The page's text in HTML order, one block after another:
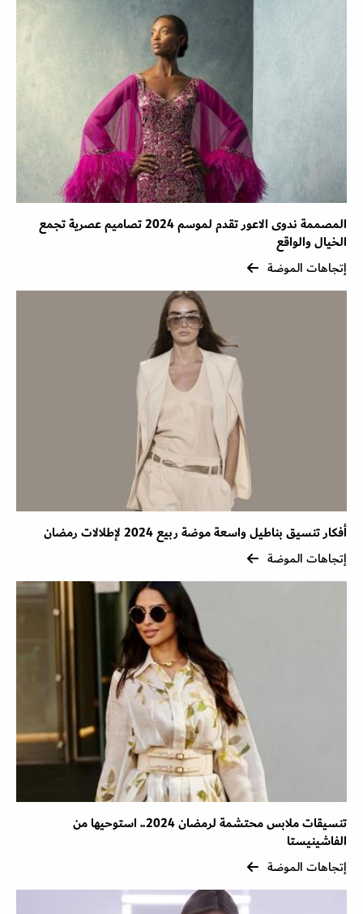
المصممة ندوى الاعور تقدم لموسم 2024 تصاميم عصرية تجمع
الخيال والواقع
إتجاهات الموضة
أفكار تنسيق بناطيل واسعة موضة ربيع 2024 لإطلالات رمضان
إتجاهات الموضة
تنسيقات ملابس محتشمة لرمضان 2024.. استوحيها من
الفاشينيستا
إتجاهات الموضة